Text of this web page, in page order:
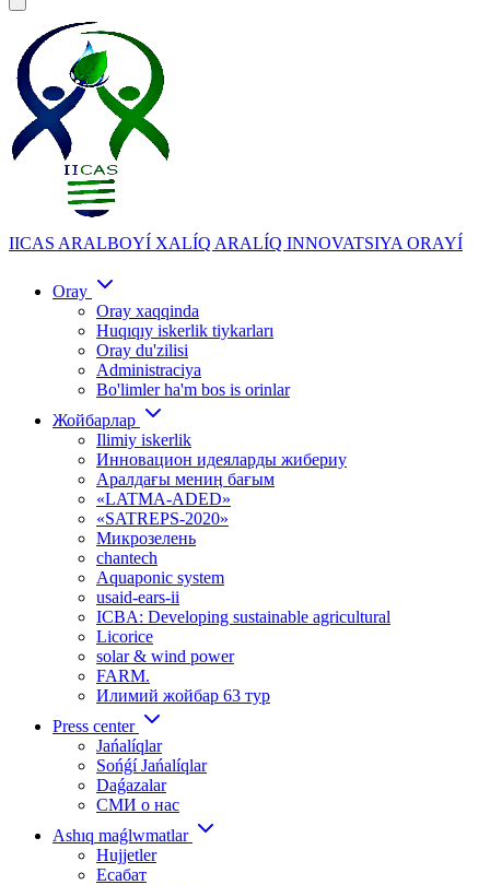
IICAS ARALBOYÍ XALÍQ ARALÍQ INNOVATSIYA ORAYÍ
Oray
Oray xaqqinda
Huqıqıy iskerlik tiykarları
Oray du'zilisi
Administraciya
Bo'limler ha'm bos is orinlar
Жойбарлар
Ilimiy iskerlik
Инновацион идеяларды жибериу
Аралдағы мениӊ бағым
«LATMA-ADED»
«SATREPS-2020»
Микрозелень
chantech
Aquaponic system
usaid-ears-ii
ICBA: Developing sustainable agricultural
Licorice
solar & wind power
FARM.
Илимий жойбар 63 тур
Press center
Jańalíqlar
Sońǵí Jańalíqlar
Daǵazalar
СМИ о нас
Ashıq maǵlwmatlar
Hujjetler
Есабат